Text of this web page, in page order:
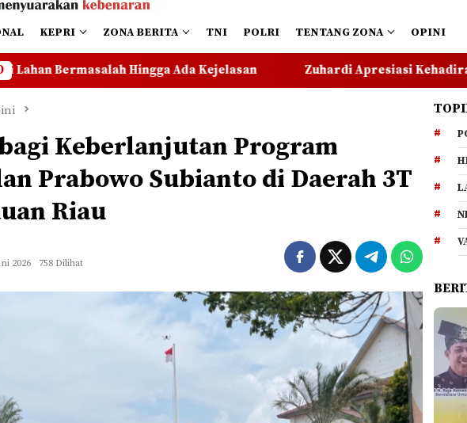
KEPRI ZONA BERITA TNI POLRI TENTANG ZONA OPINI
Ada Kejelasan Zuhardi Apresiasi Kehadiran Pekerja PT CSA di
Keberlanjutan Program
Prabowo Subianto di Daerah 3T
Riau
2026
758 Dilihat